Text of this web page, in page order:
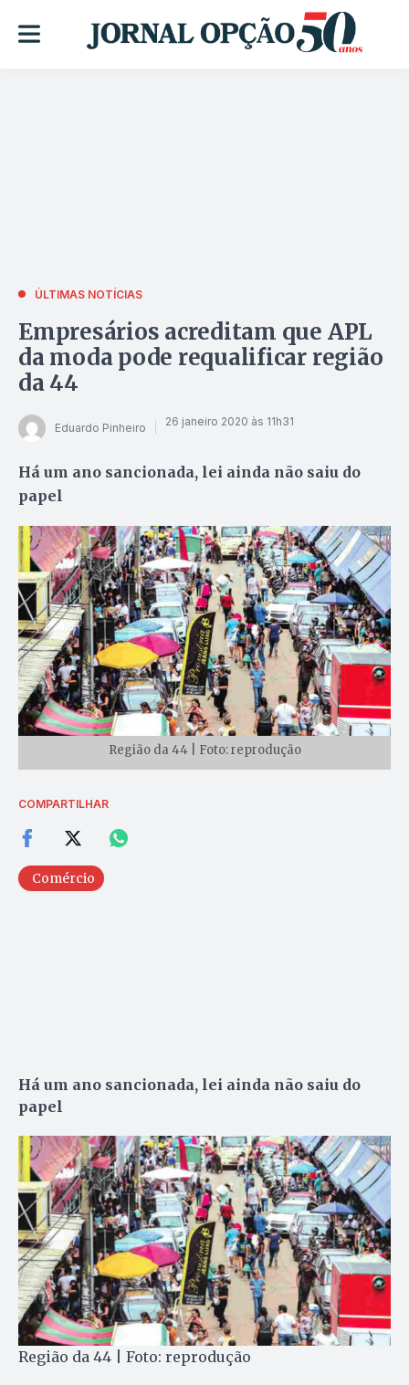
ÚLTIMAS NOTÍCIAS
Empresários acreditam que APL
da moda pode requalificar região
da 44
Eduardo Pinheiro 26 janeiro 2020 às 11h31
Há um ano sancionada, lei ainda não saiu do
papel
Região da 44 | Foto: reprodução
COMPARTILHAR
Comércio
Há um ano sancionada, lei ainda não saiu do
papel
Região da 44 | Foto: reprodução